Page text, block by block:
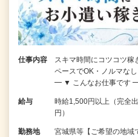
仕事内容
スキマ時間にコツコツ稼
ペースでOK・ノル
━ ▼ こんなお仕事で
給与
時給1,500円以上（完全
円）
勤務地
宮城県等【ご希望の地